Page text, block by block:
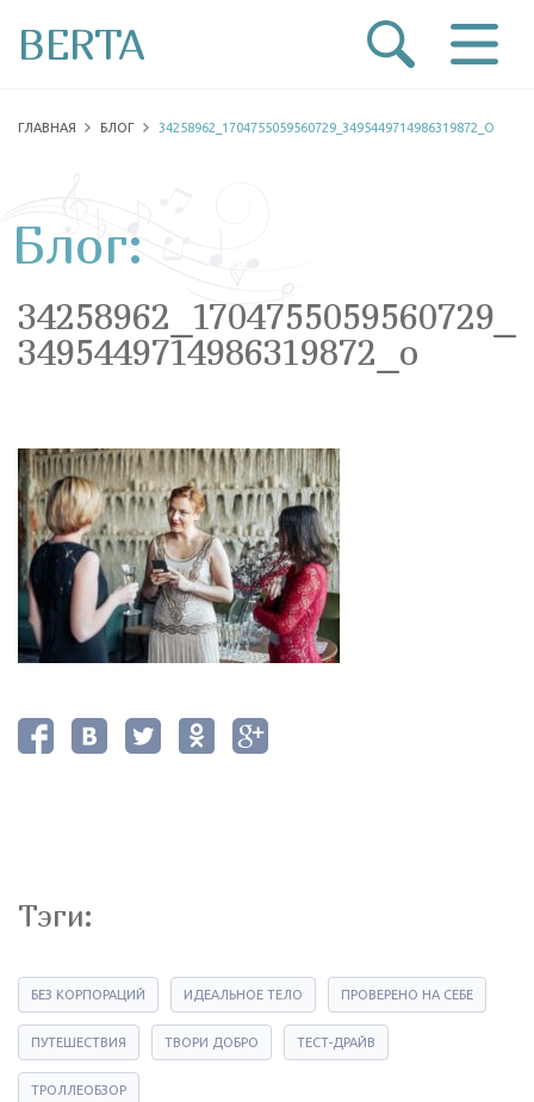
BERTA
ГЛАВНАЯ БЛОГ 34258962_1704755059560729_3495449714986319872_O
Блог:
34258962_1704755059560729_
3495449714986319872_o
Тэги:
БЕЗ КОРПОРАЦИЙ ИДЕАЛЬНОЕ ТЕЛО ПРОВЕРЕНО НА СЕБЕ
ПУТЕШЕСТВИЯ ТВОРИ ДОБРО ТЕСТ-ДРАЙВ
ТРОЛЛЕОБЗОР